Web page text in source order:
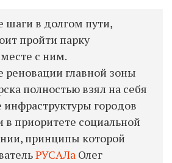
шаги в долгом пути,
пройти парку
с ним.
реновации главной зоны
полностью взял на себя
городов
в приоритете социальной
принципы которой
РУСАЛа Олег